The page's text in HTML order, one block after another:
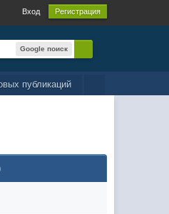
Вход Регистрация
Google поиск
публикаций